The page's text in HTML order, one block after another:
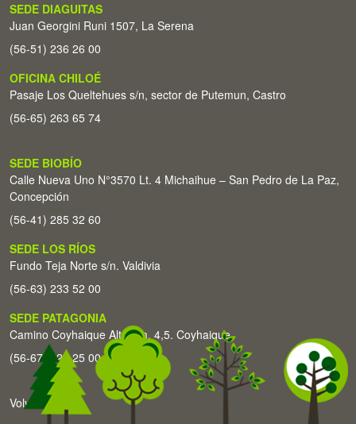
SEDE DIAGUITAS
Juan Georgini Runi 1507, La Serena
(56-51) 236 26 00
OFICINA CHILOÉ
Pasaje Los Queltehues s/n, sector de Putemun, Castro
(56-65) 263 65 74
SEDE BIOBÍO
Calle Nueva Uno N°3570 Lt. 4 Michaihue – San Pedro de La Paz,
Concepción
(56-41) 285 32 60
SEDE LOS RÍOS
Fundo Teja Norte s/n. Valdivia
(56-63) 233 52 00
SEDE PATAGONIA
Camino Coyhaique Alto Km. 4,5. Coyhaique
(56-67) 226 25 00
Volver arriba